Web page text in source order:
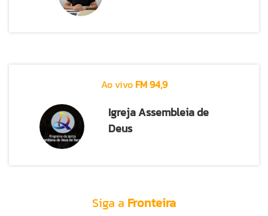
Ao vivo FM 94,9
Igreja Assembleia de
Deus
Siga a Fronteira